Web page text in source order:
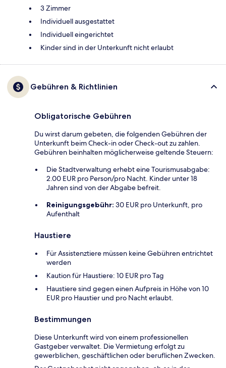
3 Zimmer
Individuell ausgestattet
Individuell eingerichtet
Kinder sind in der Unterkunft nicht erlaubt
Gebühren & Richtlinien
Obligatorische Gebühren
Du wirst darum gebeten, die folgenden Gebühren der
Unterkunft beim Check-in oder Check-out zu zahlen.
Gebühren beinhalten möglicherweise geltende Steuern:
Die Stadtverwaltung erhebt eine Tourismusabgabe:
2.00 EUR pro Person/pro Nacht. Kinder unter 18
Jahren sind von der Abgabe befreit.
Reinigungsgebühr: 30 EUR pro Unterkunft, pro
Aufenthalt
Haustiere
Für Assistenztiere müssen keine Gebühren entrichtet
werden
Kaution für Haustiere: 10 EUR pro Tag
Haustiere sind gegen einen Aufpreis in Höhe von 10
EUR pro Haustier und pro Nacht erlaubt.
Bestimmungen
Diese Unterkunft wird von einem professionellen
Gastgeber verwaltet. Die Vermietung erfolgt zu
gewerblichen, geschäftlichen oder beruflichen Zwecken.